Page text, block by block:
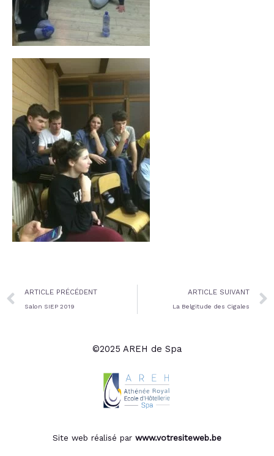
Prev
ARTICLE PRÉCÉDENT
Salon SIEP 2019
ARTICLE SUIVANT
La Belgitude des Cigales
©2025 AREH de Spa
Site web réalisé par www.votresiteweb.be